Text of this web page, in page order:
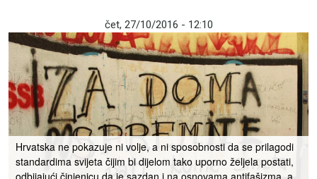
čet, 27/10/2016 - 12:10
Hrvatska ne pokazuje ni volje, a ni sposobnosti da se prilagodi
standardima svijeta čijim bi dijelom tako uporno željela postati,
odbijajući činjenicu da je sazdan i na osnovama antifašizma, a